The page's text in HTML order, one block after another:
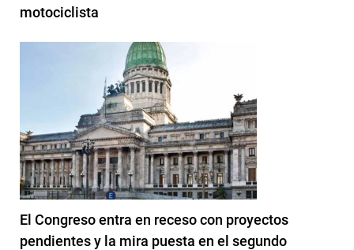
motociclista
El Congreso entra en receso con proyectos
pendientes y la mira puesta en el segundo